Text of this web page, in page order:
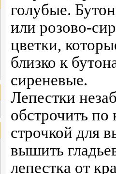
голубые.
или розово-
цветки,
близко к
сиреневые.
Лепестки
обстрочить
строчкой для
вышить
лепестка от